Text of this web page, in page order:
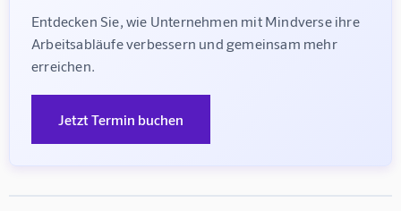
Entdecken Sie, wie Unternehmen mit Mindverse ihre
Arbeitsabläufe verbessern und gemeinsam mehr
erreichen.
Jetzt Termin buchen